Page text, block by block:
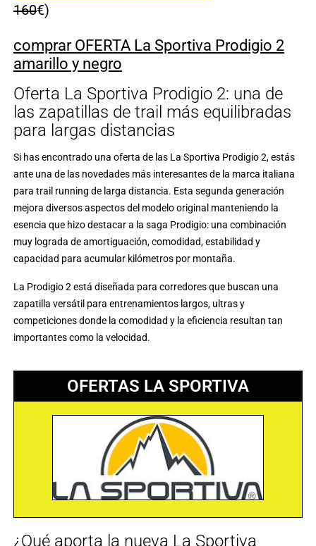
160€)
comprar OFERTA La Sportiva Prodigio 2
amarillo y negro
Oferta La Sportiva Prodigio 2: una de
las zapatillas de trail más equilibradas
para largas distancias
Si has encontrado una oferta de las La Sportiva Prodigio 2, estás
ante una de las novedades más interesantes de la marca italiana
para trail running de larga distancia. Esta segunda generación
mejora diversos aspectos del modelo original manteniendo la
esencia que hizo destacar a la saga Prodigio: una combinación
muy lograda de amortiguación, comodidad, estabilidad y
capacidad para acumular kilómetros por montaña.
La Prodigio 2 está diseñada para corredores que buscan una
zapatilla versátil para entrenamientos largos, ultras y
competiciones donde la comodidad y la eficiencia resultan tan
importantes como la velocidad.
OFERTAS LA SPORTIVA
¿Qué aporta la nueva La Sportiva